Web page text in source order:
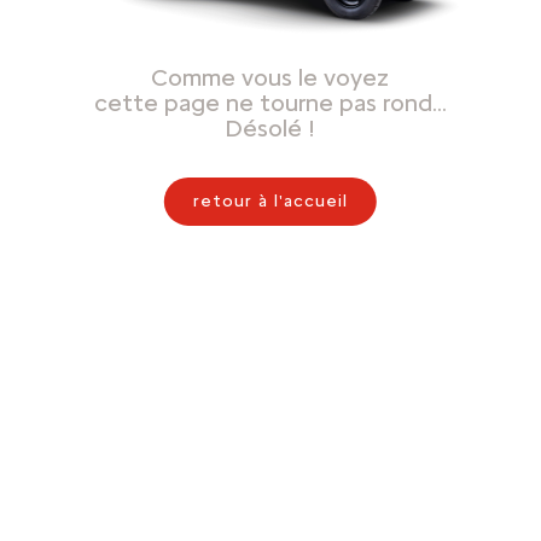
Comme vous le voyez
cette page ne tourne pas rond…
Désolé !
retour à l'accueil